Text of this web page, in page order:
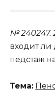
№ 240247.
входит ли
педстаж
Тема: